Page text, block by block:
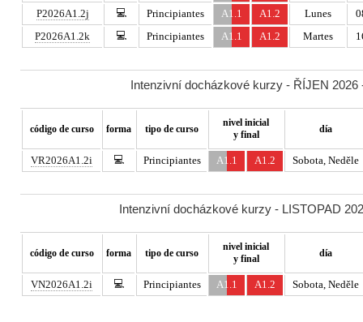
P2026A1.2j
💻 Principiantes A1.1 A1.2 Lunes
P2026A1.2k
💻 Principiantes A1.1 A1.2 Martes
Intenzivní docházkové kurzy - ŘÍJEN
código de curso forma tipo de curso
nivel inicial
y final
día
VR2026A1.2i 💻 Principiantes A1.1 A1.2 Sobota, Neděle
Intenzivní docházkové kurzy - LISTOPAD
código de curso forma tipo de curso
nivel inicial
y final
día
VN2026A1.2i 💻 Principiantes A1.1 A1.2 Sobota, Neděle